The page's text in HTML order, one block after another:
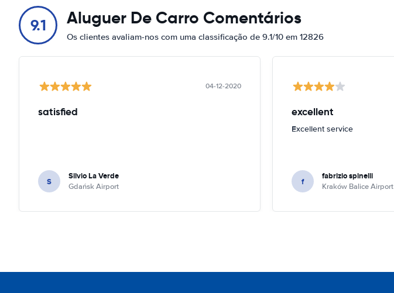
9.1 Aluguer De Carro Comentários
Os clientes avaliam-nos com uma classificação de 9.1/10 em 12826
04-12-2020
satisfied
S Silvio La Verde
Gdańsk Airport
excellent
Excellent service
f fabrizio spinelli
Kraków Balice Airport